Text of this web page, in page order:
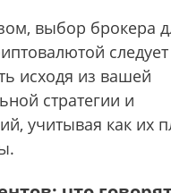
выбор брокера
следует
исходя из вашей
стратегии и
учитывая как их